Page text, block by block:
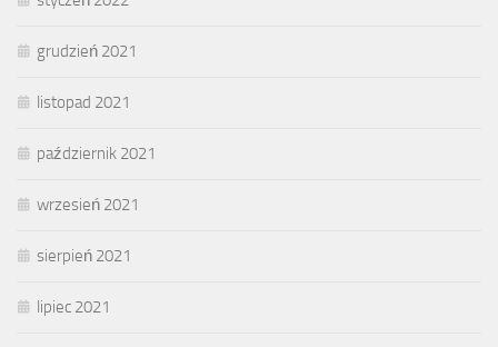
grudzień 2021
listopad 2021
październik 2021
wrzesień 2021
sierpień 2021
lipiec 2021